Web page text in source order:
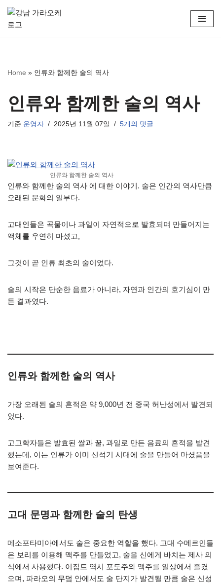
콘
건
뛰
기
Home » 인류와 함께한 술의 역사
인류와 함께한 술의 역사
기준 운영자 2025년 11월 07일 5개의 댓글
인류와 함께한 술의 역사
인류와 함께한 술의 역사 에 대한 이야기. 술은 인간의 역사만큼
오래된 문화의 일부다.
고대인들은 곡물이나 과일이 자연적으로 발효되며 만들어지는
액체를 우연히 마셨고,
그것이 곧 인류 최초의 술이었다.
술의 시작은 단순한 음료가 아니라, 자연과 인간의 호기심이 만
든 결과였다.
인류와 함께한 술의 역사
가장 오래된 술의 흔적은 약 9,000년 전 중국 허난성에서 발견되
었다.
고고학자들은 발효된 쌀과 꿀, 과일로 만든 음료의 흔적을 발견
했는데, 이는 인류가 이미 신석기 시대에 술을 만들어 마셨음을
보여준다.
고대 문명과 함께한 술의 탄생
메소포타미아에서도 술은 중요한 역할을 했다. 고대 수메르인들
은 보리를 이용해 맥주를 만들었고, 술을 신에게 바치는 제사 의
식에서 사용했다. 이집트 역시 포도주와 맥주를 일상에서 즐겼
으며, 파라오의 무덤 안에서도 술 단지가 발견될 만큼 술은 신성